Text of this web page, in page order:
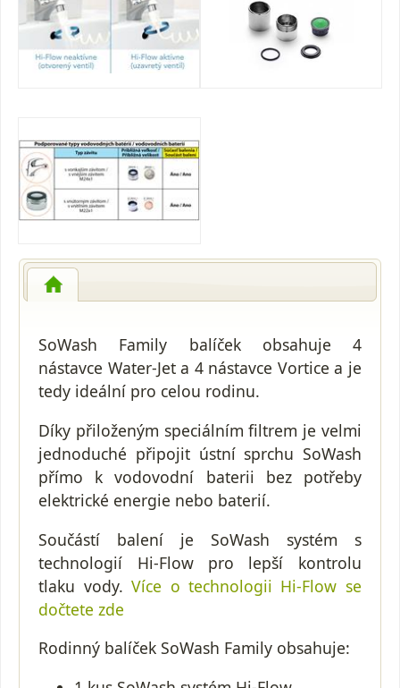
SoWash Family balíček obsahuje 4
nástavce Water-Jet a 4 nástavce Vortice a je
tedy ideální pro celou rodinu.
Díky přiloženým speciálním filtrem je velmi
jednoduché připojit ústní sprchu SoWash
přímo k vodovodní baterii bez potřeby
elektrické energie nebo baterií.
Součástí balení je SoWash systém s
technologií Hi-Flow pro lepší kontrolu
tlaku vody.Více o technologii Hi-Flow se
dočtete zde
Rodinný balíček SoWash Family obsahuje: